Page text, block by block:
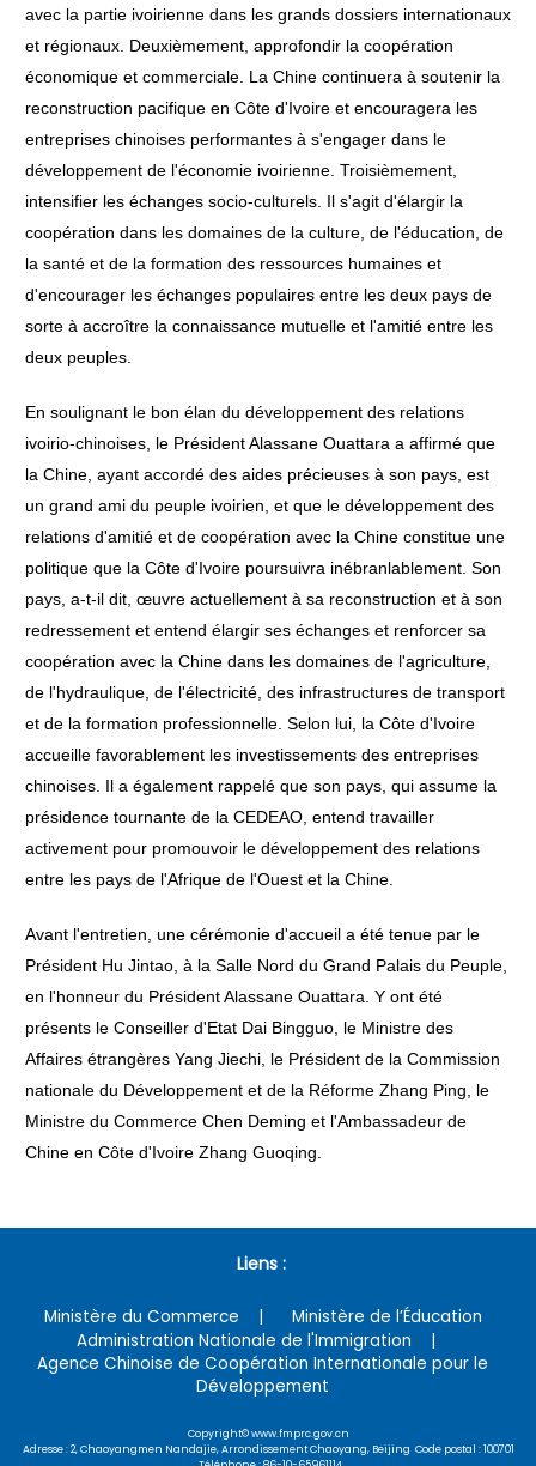
avec la partie ivoirienne dans les grands dossiers internationaux
et régionaux. Deuxièmement, approfondir la coopération
économique et commerciale. La Chine continuera à soutenir la
reconstruction pacifique en Côte d'Ivoire et encouragera les
entreprises chinoises performantes à s'engager dans le
développement de l'économie ivoirienne. Troisièmement,
intensifier les échanges socio-culturels. Il s'agit d'élargir la
coopération dans les domaines de la culture, de l'éducation, de
la santé et de la formation des ressources humaines et
d'encourager les échanges populaires entre les deux pays de
sorte à accroître la connaissance mutuelle et l'amitié entre les
deux peuples.
En soulignant le bon élan du développement des relations
ivoirio-chinoises, le Président Alassane Ouattara a affirmé que
la Chine, ayant accordé des aides précieuses à son pays, est
un grand ami du peuple ivoirien, et que le développement des
relations d'amitié et de coopération avec la Chine constitue une
politique que la Côte d'Ivoire poursuivra inébranlablement. Son
pays, a-t-il dit, œuvre actuellement à sa reconstruction et à son
redressement et entend élargir ses échanges et renforcer sa
coopération avec la Chine dans les domaines de l'agriculture,
de l'hydraulique, de l'électricité, des infrastructures de transport
et de la formation professionnelle. Selon lui, la Côte d'Ivoire
accueille favorablement les investissements des entreprises
chinoises. Il a également rappelé que son pays, qui assume la
présidence tournante de la CEDEAO, entend travailler
activement pour promouvoir le développement des relations
entre les pays de l'Afrique de l'Ouest et la Chine.
Avant l'entretien, une cérémonie d'accueil a été tenue par le
Président Hu Jintao, à la Salle Nord du Grand Palais du Peuple,
en l'honneur du Président Alassane Ouattara. Y ont été
présents le Conseiller d'Etat Dai Bingguo, le Ministre des
Affaires étrangères Yang Jiechi, le Président de la Commission
nationale du Développement et de la Réforme Zhang Ping, le
Ministre du Commerce Chen Deming et l'Ambassadeur de
Chine en Côte d'Ivoire Zhang Guoqing.
Liens :
Ministère du Commerce
Ministère de l’Éducation
Administration Nationale de l'Immigration
Agence Chinoise de Coopération Internationale pour le
Développement
Copyright© www.fmprc.gov.cn
Adresse : 2, Chaoyangmen Nandajie, Arrondissement Chaoyang, Beijing Code postal : 100701